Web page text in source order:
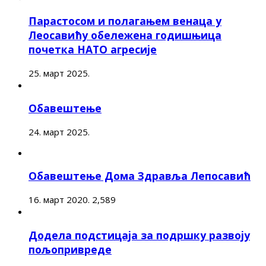
Парастосом и полагањем венаца у
Леосавићу обележена годишњица
почетка НАТО агресије
25. март 2025.
Обавештење
24. март 2025.
Обавештење Дома Здравља Лепосавић
16. март 2020. 2,589
Додела подстицаја за подршку развоју
пољопривреде